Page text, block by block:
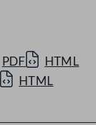
PDF
HTML
HTML